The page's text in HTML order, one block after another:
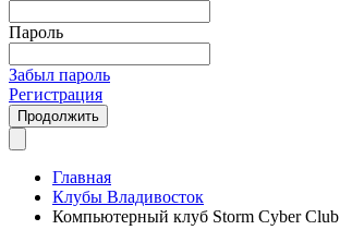
Пароль
Забыл пароль
Регистрация
Продолжить
Главная
Клубы Владивосток
Компьютерный клуб Storm Cyber Club